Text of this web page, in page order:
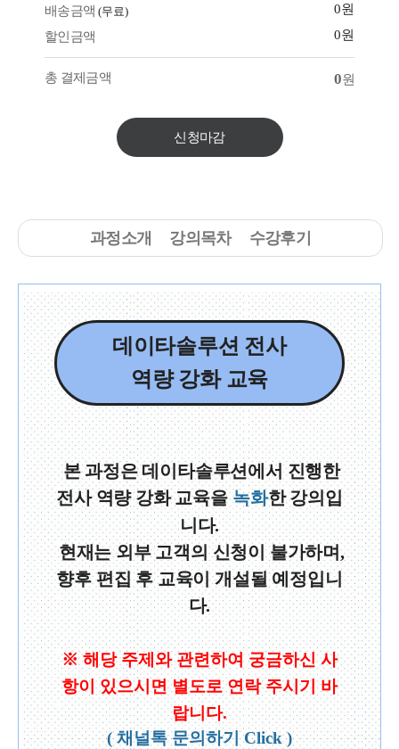
배송금액 (무료)
0원
할인금액
0원
총 결제금액 0원
신청마감
과정소개 강의목차 수강후기
데이타솔루션 전사
역량 강화 교육
본 과정은 데이타솔루션에서 진행한
전사 역량 강화 교육을녹화한 강의입
니다.
현재는 외부 고객의 신청이 불가하며,
향후 편집 후 교육이 개설될 예정입니
다.
※ 해당 주제와 관련하여 궁금하신 사
항이 있으시면 별도로 연락 주시기 바
랍니다.
( 채널톡 문의하기 Click )